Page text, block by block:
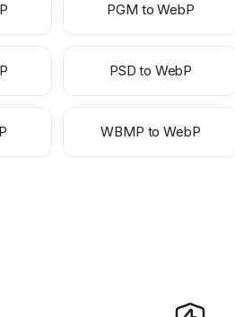
PGM to WebP
PSD to WebP
WBMP to WebP